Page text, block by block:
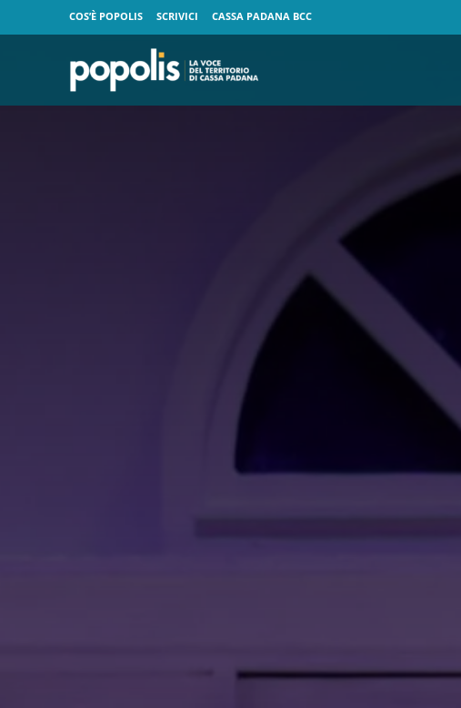
COS’È POPOLIS SCRIVICI CASSA PADANA BCC